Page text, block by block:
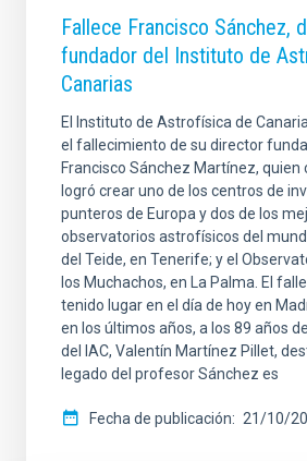
Fallece Francisco Sánchez,
fundador del Instituto de
Canarias
El Instituto de Astrofísica de
el fallecimiento de su director
Francisco Sánchez Martínez, quien
logró crear uno de los centros de
punteros de Europa y dos de los
observatorios astrofísicos del
del Teide, en Tenerife; y el
los Muchachos, en La Palma. El
tenido lugar en el día de hoy en
en los últimos años, a los 89 años
del IAC, Valentín Martínez Pillet,
legado del profesor Sánchez es
Fecha de publicación 21/10/